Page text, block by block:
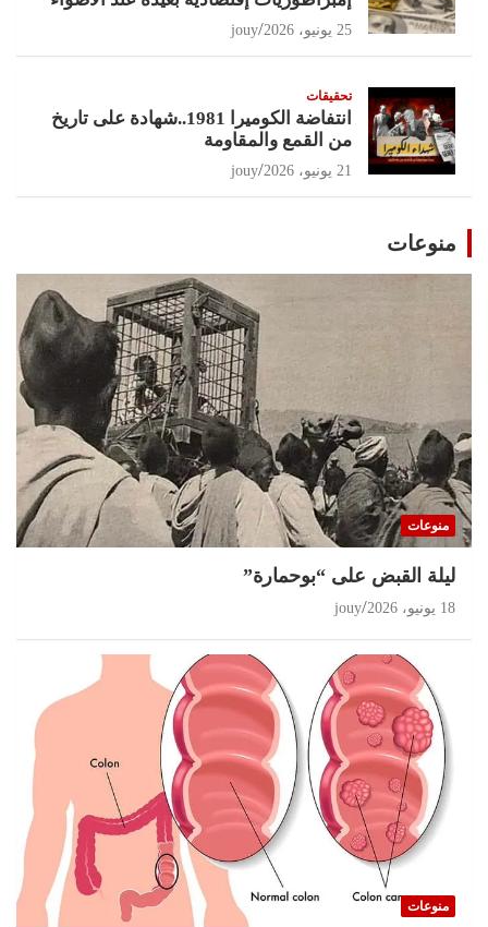
25 يونيو، 2026 jouy
تحقيقات
انتفاضة الكوميرا 1981..شهادة على تاريخ
من القمع والمقاومة
21 يونيو، 2026 jouy
منوعات
منوعات
ليلة القبض على “بوحمارة”
18 يونيو، 2026 jouy
منوعات